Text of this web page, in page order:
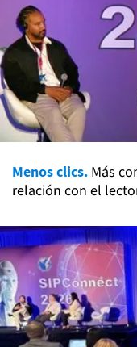
Menos clics. Más
relación con el